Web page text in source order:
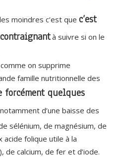
moindres c’est que c’est
à suivre si on le
on supprime
famille nutritionnelle des
forcément quelques
d’une baisse des
sélénium, de magnésium, de
acide folique utile à la
de calcium, de fer et d’iode.